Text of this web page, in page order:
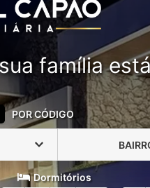
família
POR CÓDIGO
Dormitórios